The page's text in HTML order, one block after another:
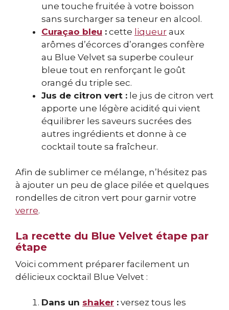
une touche fruitée à votre boisson
sans surcharger sa teneur en alcool.
Curaçao bleu : cette liqueur aux
arômes d’écorces d’oranges confère
au Blue Velvet sa superbe couleur
bleue tout en renforçant le goût
orangé du triple sec.
Jus de citron vert : le jus de citron vert
apporte une légère acidité qui vient
équilibrer les saveurs sucrées des
autres ingrédients et donne à ce
cocktail toute sa fraîcheur.
Afin de sublimer ce mélange, n’hésitez pas
à ajouter un peu de glace pilée et quelques
rondelles de citron vert pour garnir votre
verre.
La recette du Blue Velvet étape par
étape
Voici comment préparer facilement un
délicieux cocktail Blue Velvet :
Dans un shaker : versez tous les